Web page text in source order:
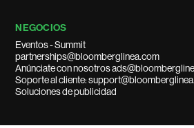
NEGOCIOS
Eventos - Summit
partnerships@bloomberglinea.com
Anúnciate con nosotros
Soporte al cliente:
Soluciones de publicidad